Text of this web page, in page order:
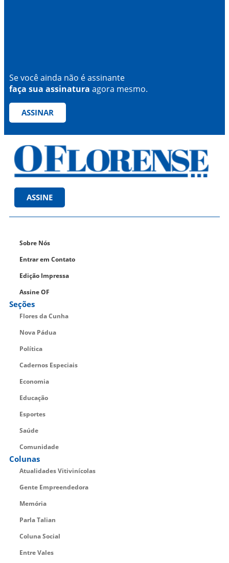
Se você ainda não é assinante
faça sua assinatura agora mesmo.
ASSINAR
ASSINE
Sobre Nós
Entrar em Contato
Edição Impressa
Assine OF
Seções
Flores da Cunha
Nova Pádua
Política
Cadernos Especiais
Economia
Educação
Esportes
Saúde
Comunidade
Colunas
Atualidades Vitivinícolas
Gente Empreendedora
Memória
Parla Talian
Coluna Social
Entre Vales